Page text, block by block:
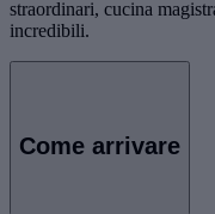
straordinari, cucina
incredibili.
Come arrivare